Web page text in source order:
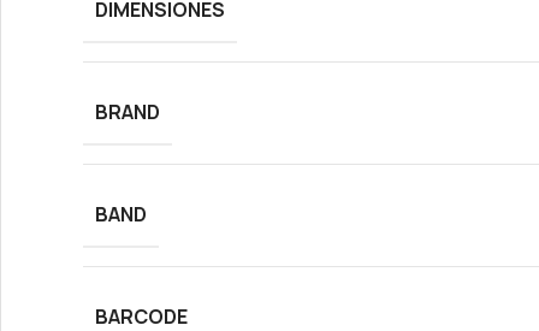
DIMENSIONES
BRAND
BAND
BARCODE